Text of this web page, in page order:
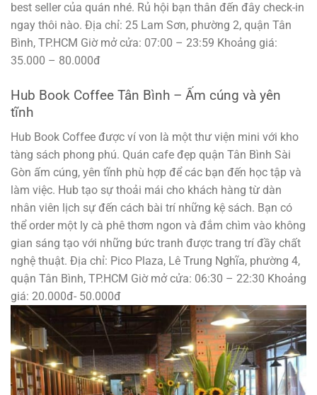
best seller của quán nhé. Rủ hội bạn thân đến đây check-in
ngay thôi nào. Địa chỉ: 25 Lam Sơn, phường 2, quận Tân
Bình, TP.HCM Giờ mở cửa: 07:00 – 23:59 Khoảng giá:
35.000 – 80.000đ
Hub Book Coffee Tân Bình – Ấm cúng và yên
tĩnh
Hub Book Coffee được ví von là một thư viện mini với kho
tàng sách phong phú. Quán cafe đẹp quận Tân Bình Sài
Gòn ấm cúng, yên tĩnh phù hợp để các bạn đến học tập và
làm việc. Hub tạo sự thoải mái cho khách hàng từ dàn
nhân viên lịch sự đến cách bài trí những kệ sách. Bạn có
thể order một ly cà phê thơm ngon và đắm chìm vào không
gian sáng tạo với những bức tranh được trang trí đầy chất
nghệ thuật. Địa chỉ: Pico Plaza, Lê Trung Nghĩa, phường 4,
quận Tân Bình, TP.HCM Giờ mở cửa: 06:30 – 22:30 Khoảng
giá: 20.000đ- 50.000đ